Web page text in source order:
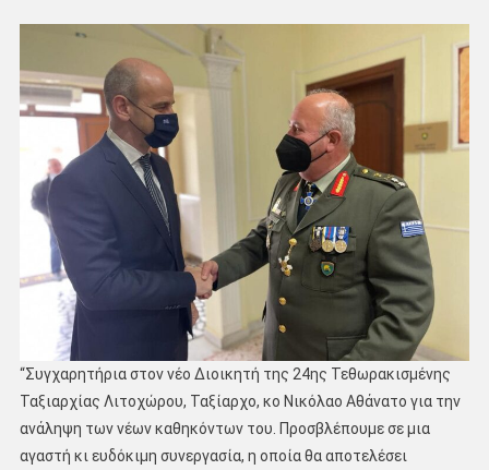
“Συγχαρητήρια στον νέο Διοικητή της 24ης Τεθωρακισμένης
Ταξιαρχίας Λιτοχώρου, Ταξίαρχο, κο Νικόλαο Αθάνατο για την
ανάληψη των νέων καθηκόντων του. Προσβλέπουμε σε μια
αγαστή κι ευδόκιμη συνεργασία, η οποία θα αποτελέσει